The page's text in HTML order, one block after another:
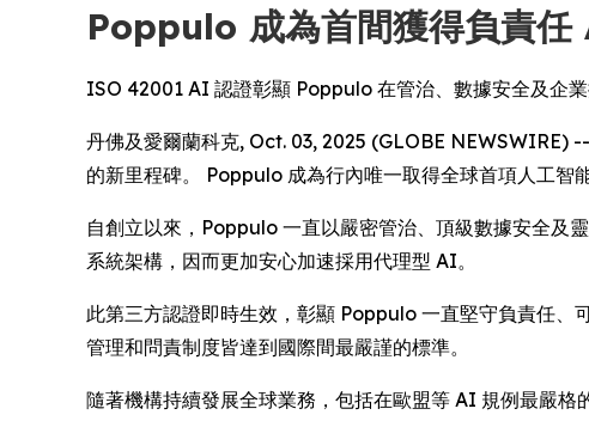
Poppulo 成為首間獲得負責
ISO 42001 AI 認證彰顯 Poppulo 在管治、數據安全及企
丹佛及愛爾蘭科克, Oct. 03, 2025 (GLOBE NEWSWIRE)
的新里程碑。 Poppulo 成為行內唯一取得全球首項人工智
自創立以來，Poppulo 一直以嚴密管治、頂級數據安全及
系統架構，因而更加安心加速採用代理型 AI。
此第三方認證即時生效，彰顯 Poppulo 一直堅守負責任
管理和問責制度皆達到國際間最嚴謹的標準。
隨著機構持續發展全球業務，包括在歐盟等 AI 規例最嚴格